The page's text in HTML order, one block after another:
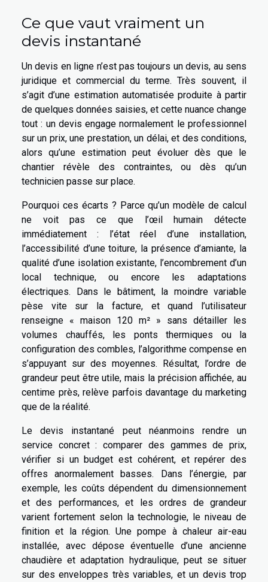
Ce que vaut vraiment un
devis instantané
Un devis en ligne n’est pas toujours un devis, au sens
juridique et commercial du terme. Très souvent, il
s’agit d’une estimation automatisée produite à partir
de quelques données saisies, et cette nuance change
tout : un devis engage normalement le professionnel
sur un prix, une prestation, un délai, et des conditions,
alors qu’une estimation peut évoluer dès que le
chantier révèle des contraintes, ou dès qu’un
technicien passe sur place.
Pourquoi ces écarts ? Parce qu’un modèle de calcul
ne voit pas ce que l’œil humain détecte
immédiatement : l’état réel d’une installation,
l’accessibilité d’une toiture, la présence d’amiante, la
qualité d’une isolation existante, l’encombrement d’un
local technique, ou encore les adaptations
électriques. Dans le bâtiment, la moindre variable
pèse vite sur la facture, et quand l’utilisateur
renseigne « maison 120 m² » sans détailler les
volumes chauffés, les ponts thermiques ou la
configuration des combles, l’algorithme compense en
s’appuyant sur des moyennes. Résultat, l’ordre de
grandeur peut être utile, mais la précision affichée, au
centime près, relève parfois davantage du marketing
que de la réalité.
Le devis instantané peut néanmoins rendre un
service concret : comparer des gammes de prix,
vérifier si un budget est cohérent, et repérer des
offres anormalement basses. Dans l’énergie, par
exemple, les coûts dépendent du dimensionnement
et des performances, et les ordres de grandeur
varient fortement selon la technologie, le niveau de
finition et la région. Une pompe à chaleur air-eau
installée, avec dépose éventuelle d’une ancienne
chaudière et adaptation hydraulique, peut se situer
sur des enveloppes très variables, et un devis trop